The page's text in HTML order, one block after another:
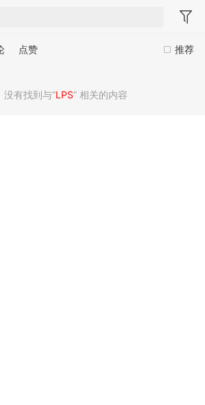
推荐
点赞
没有找到与“LPS” 相关的内容